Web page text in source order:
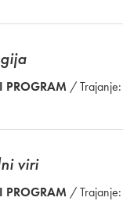
PROGRAM / Trajanje:
viri
PROGRAM / Trajanje: